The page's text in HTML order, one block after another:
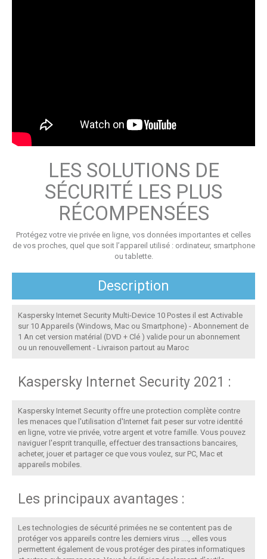
LES SOLUTIONS DE
SÉCURITÉ LES PLUS
RÉCOMPENSÉES
Protégez votre vie privée en ligne, vos données importantes et celles
de vos proches, quel que soit l’appareil utilisé : ordinateur, smartphone
ou tablette.
Description
Kaspersky Internet Security Multi-Device 10 Postes il est Activable
sur 10 Appareils (Windows, Mac ou Smartphone) - Abonnement de
1 An cet version matérial (DVD + Clé ) valide pour un abonnement
ou un renouvellement - Livraison partout au Maroc
Kaspersky Internet Security 2021 :
Kaspersky Internet Security offre une protection complète contre
les menaces que l'utilisation d'Internet fait peser sur votre identité
en ligne, votre vie privée, votre argent et votre famille. Vous pouvez
naviguer l'esprit tranquille, effectuer des transactions bancaires,
acheter, jouer et partager ce que vous voulez, sur PC, Mac et
appareils mobiles.
Les principaux avantages :
Les technologies de sécurité primées ne se contentent pas de
protéger vos appareils contre les derniers virus ...., elles vous
permettent également de vous protéger des pirates informatiques